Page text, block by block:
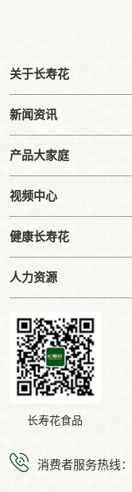
关于长寿花
新闻资讯
产品大家庭
视频中心
健康长寿花
人力资源
长寿花食品
消费者服务热线：